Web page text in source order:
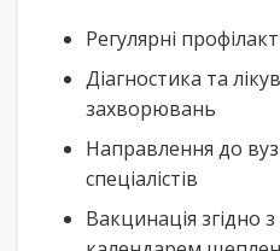
Регулярні
Діагностика та
захворювань
Направлення до
спеціалістів
Вакцинація згідно